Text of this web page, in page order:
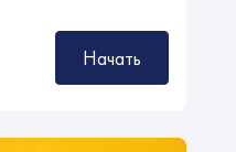
Начать